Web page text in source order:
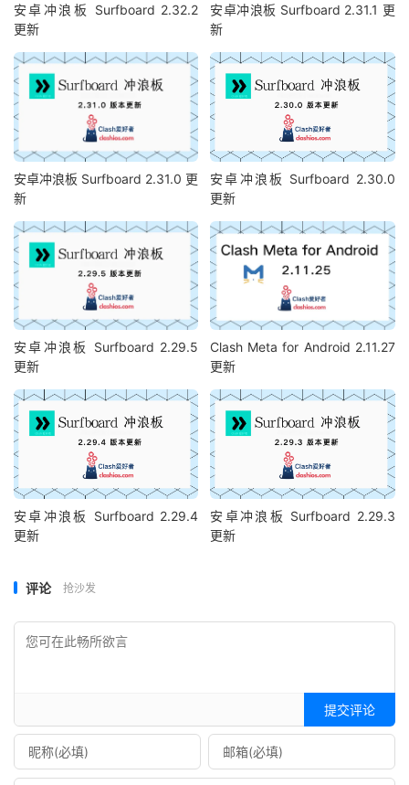
安卓冲浪板 Surfboard 2.32.2
更新
安卓冲浪板 Surfboard 2.31.1 更
新
安卓冲浪板 Surfboard 2.31.0 更
新
安卓冲浪板 Surfboard 2.30.0
更新
安卓冲浪板 Surfboard 2.29.5
更新
Clash Meta for Android 2.11.27
更新
安卓冲浪板 Surfboard 2.29.4
更新
安卓冲浪板 Surfboard 2.29.3
更新
评论 抢沙发
提交评论